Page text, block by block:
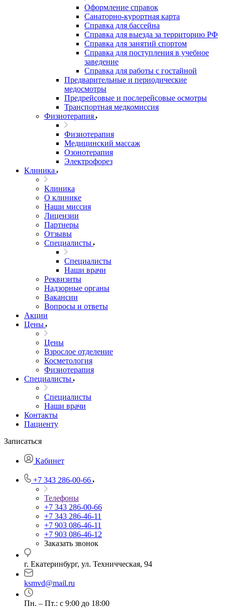
Оформление справок
Санаторно-курортная карта
Справка для бассейна
Справка для выезда за территорию РФ
Справка для занятий спортом
Справка для поступления в учебное
заведение
Справка для работы с гостайной
Предварительные и периодические
медосмотры
Предрейсовые и послерейсовые осмотры
Транспортная медкомиссия
Физиотерапия
Физиотерапия
Медицинский массаж
Озонотерапия
Электрофорез
Клиника
Клиника
О клинике
Наши миссия
Лицензии
Партнеры
Отзывы
Специалисты
Специалисты
Наши врачи
Реквизиты
Надзорные органы
Вакансии
Вопросы и ответы
Акции
Цены
Цены
Взрослое отделение
Косметология
Физиотерапия
Специалисты
Специалисты
Наши врачи
Контакты
Пациенту
Записаться
Кабинет
+7 343 286-00-66
Телефоны
+7 343 286-00-66
+7 343 286-46-11
+7 903 086-46-11
+7 903 086-46-12
Заказать звонок
г. Екатеринбург, ул. Техничческая, 94
ksmvd@mail.ru
Пн. – Пт.: с 9:00 до 18:00